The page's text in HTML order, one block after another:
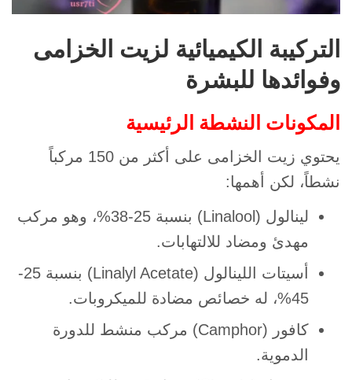
التركيبة الكيميائية لزيت الخزامى
وفوائدها للبشرة
المكونات النشطة الرئيسية
يحتوي زيت الخزامى على أكثر من 150 مركباً
نشطاً، لكن أهمها:
لينالول (Linalool) بنسبة 25-38%، وهو مركب
مهدئ ومضاد للالتهابات.
أسيتات اللينالول (Linalyl Acetate) بنسبة 25-
45%، له خصائص مضادة للميكروبات.
كافور (Camphor) مركب منشط للدورة
الدموية.